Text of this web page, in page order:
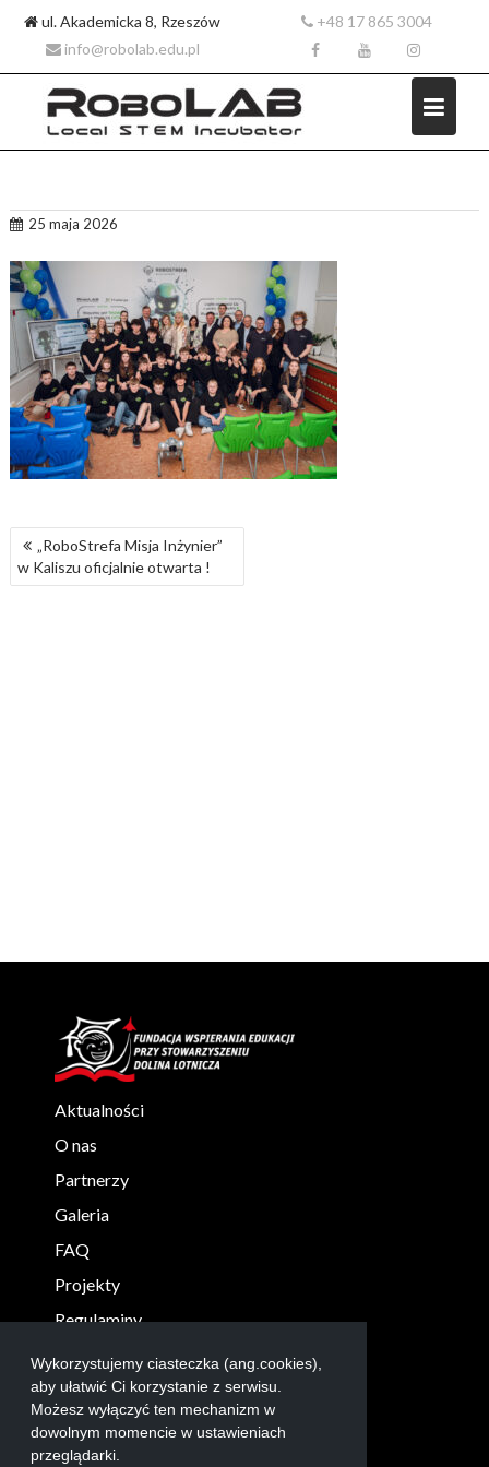
Wykorzystujemy ciasteczka (ang.cookies),
aby ułatwić Ci korzystanie z serwisu.
Możesz wyłączyć ten mechanizm w
dowolnym momencie w ustawieniach
przeglądarki.
Skip
content
ul. Akademicka 8, Rzeszów
+48 17 865 3004
info@robolab.edu.pl
25 maja 2026
NAWIGACJA
WPISU
„RoboStrefa Misja Inżynier”
w Kaliszu oficjalnie otwarta !
Aktualności
O nas
Partnerzy
Galeria
FAQ
Projekty
Regulaminy
KONTAKT
info@robolab.edu.pl
+48 17 865 3004